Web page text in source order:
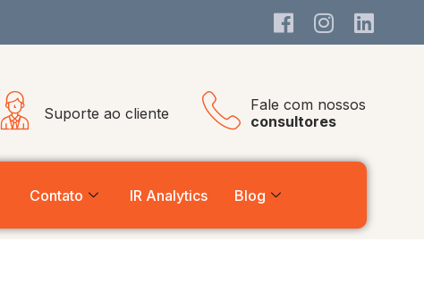
Suporte ao cliente
Fale com nossos
consultores
Contato IR Analytics Blog